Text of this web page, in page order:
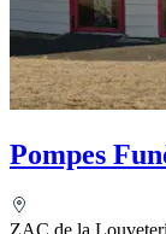
Pompes
ZAC de la